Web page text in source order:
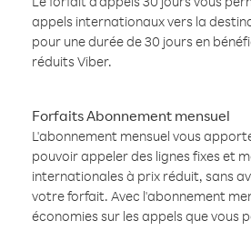
appels internationaux vers la
pour une durée de 30 jours en
réduits Viber.
Forfaits Abonnement mensuel
L'abonnement mensuel vous
pouvoir appeler des lignes fixes et
internationales à prix réduit, sans
votre forfait. Avec l'abonnement
économies sur les appels que vous